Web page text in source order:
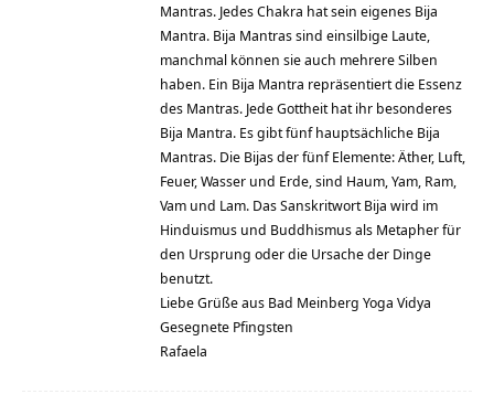
Mantras. Jedes Chakra hat sein eigenes Bija
Mantra. Bija Mantras sind einsilbige Laute,
manchmal können sie auch mehrere Silben
haben. Ein Bija Mantra repräsentiert die Essenz
des Mantras. Jede Gottheit hat ihr besonderes
Bija Mantra. Es gibt fünf hauptsächliche Bija
Mantras. Die Bijas der fünf Elemente: Äther, Luft,
Feuer, Wasser und Erde, sind Haum, Yam, Ram,
Vam und Lam. Das Sanskritwort Bija wird im
Hinduismus und Buddhismus als Metapher für
den Ursprung oder die Ursache der Dinge
benutzt.
Liebe Grüße aus Bad Meinberg Yoga Vidya
Gesegnete Pfingsten
Rafaela